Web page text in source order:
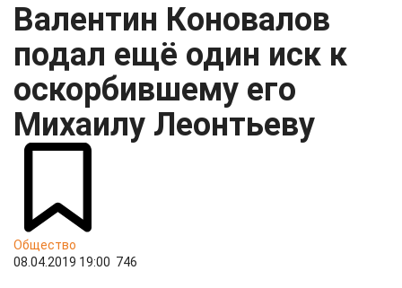
Валентин Коновалов
подал ещё один иск к
оскорбившему его
Михаилу Леонтьеву
Общество
08.04.2019 19:00 746